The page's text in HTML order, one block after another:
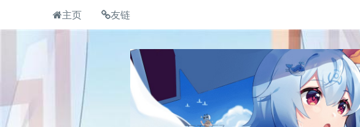
主页 友链